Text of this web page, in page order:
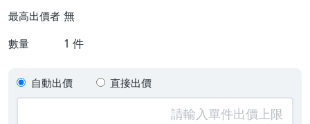
最高出價者 無
數量 1 件
自動出價 直接出價